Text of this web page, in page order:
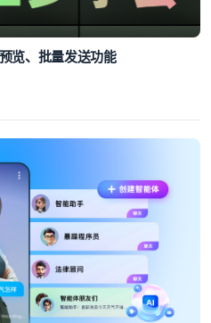
览、批量发送功能